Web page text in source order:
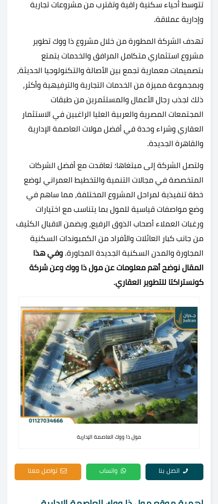
تتوسط أحياء سكنية راقية وتقترب من مشروعات تجارية
وإدارية عملاقة.
تهدف الشركة المطورة من خلال مشروع ذا ووك تطوير
مشروع استثماري متكامل المرافق والخدمات يتمتع
بتصميمات معمارية تجمع بين الأصالة والتكنولوجيا الحديثة،
وبمجموعة مميزة من الخدمات التجارية والترفيهية وأكثر،
ذلك لجذب رجال الأعمال والمستثمرين من طبقات
المجتمعات المصرية والعربية العليا الراغبين في الاستثمار
العقاري وشراء وحدة في أفضل مولات العاصمة الإدارية
والقاهرة الجديدة.
ولتصل الشركة إلى مبتغاها؛ تعاقدت مع أفضل الشركات
المتخصصة في مجالات التنمية والتخطيط العمراني لوضع
خطة تنفيذية لمراحل المشروع المختلفة، مما ساهم في
وضع مواصفات قياسية للمول بما يتناسب مع اختيارات
ورغبات العملاء أصحاب الذوق الرفيع، ويضمن الاقبال الكثيف
من جانب كبار العائلات والأفراد من الكمبوندات السكنية
المجاورة والمدن السكنية الجديدة المجاورة. وفي هذا
المقال نوضح أهم معلومات عن مول ذا ووك وعن شركة
كونستراكتا للتطوير العقاري.
مول ذا ووك العاصمة الإدارية
اتصل بنا واتساب تواصل معنا